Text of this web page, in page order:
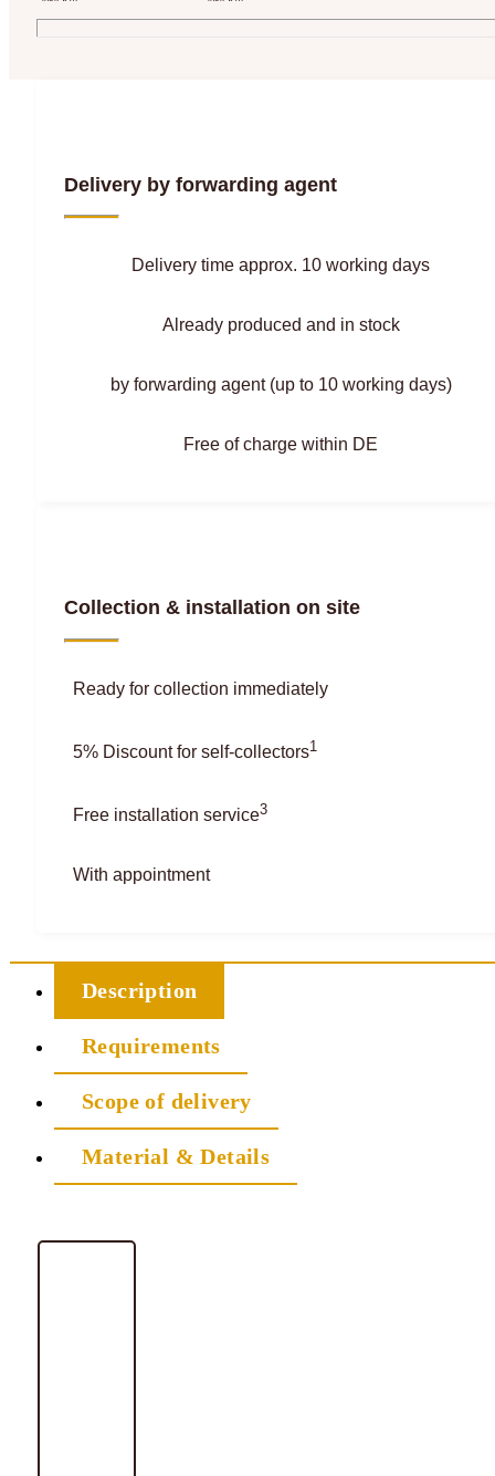
Delivery by forwarding agent
Delivery time approx. 10 working days
Already produced and in stock
by forwarding agent (up to 10 working days)
Free of charge within DE
Collection & installation on site
Ready for collection immediately
5% Discount for self-collectors1
Free installation service3
With appointment
Description
Requirements
Scope of delivery
Material & Details